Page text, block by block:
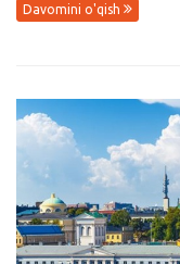
Davomini o'qish